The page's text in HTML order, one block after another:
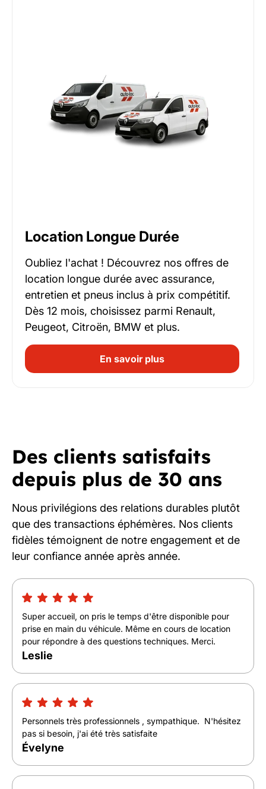
Location Longue Durée
Oubliez l'achat ! Découvrez nos offres de
location longue durée avec assurance,
entretien et pneus inclus à prix compétitif.
Dès 12 mois, choisissez parmi Renault,
Peugeot, Citroën, BMW et plus.
En savoir plus
Des clients satisfaits
depuis plus de 30 ans
Nous privilégions des relations durables plutôt
que des transactions éphémères. Nos clients
fidèles témoignent de notre engagement et de
leur confiance année après année.
Super accueil, on pris le temps d'être disponible pour
prise en main du véhicule. Même en cours de location
pour répondre à des questions techniques. Merci.
Leslie
Personnels très professionnels , sympathique. N'hésitez
pas si besoin, j'ai été très satisfaite
Évelyne